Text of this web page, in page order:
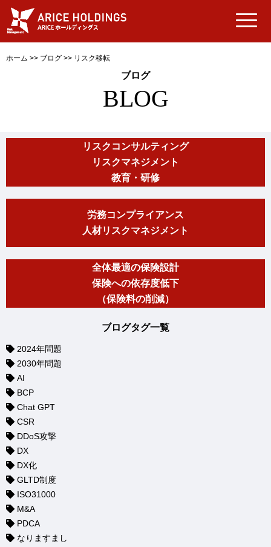
ホーム >> ブログ >> リスク移転
ブログ
BLOG
リスクコンサルティング
リスクマネジメント
教育・研修
労務コンプライアンス
人材リスクマネジメント
全体最適の保険設計
保険への依存度低下
（保険料の削減）
ブログタグ一覧
2024年問題
2030年問題
AI
BCP
Chat GPT
CSR
DDoS攻撃
DX
DX化
GLTD制度
ISO31000
M&A
PDCA
なりますまし